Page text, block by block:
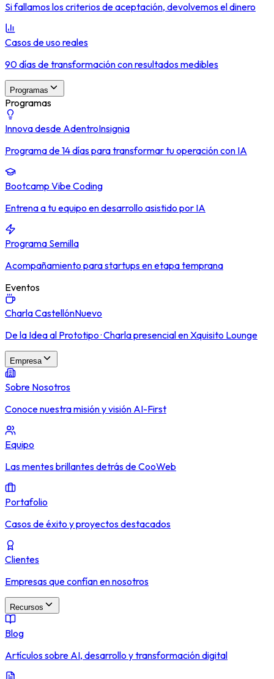
Si fallamos los criterios de aceptación, devolvemos el dinero
Casos de uso reales
90 días de transformación con resultados medibles
Programas
Programas
Innova desde AdentroInsignia
Programa de 14 días para transformar tu operación con IA
Bootcamp Vibe Coding
Entrena a tu equipo en desarrollo asistido por IA
Programa Semilla
Acompañamiento para startups en etapa temprana
Eventos
Charla CastellónNuevo
De la Idea al Prototipo · Charla presencial en Xquisito Lounge
Empresa
Sobre Nosotros
Conoce nuestra misión y visión AI-First
Equipo
Las mentes brillantes detrás de CooWeb
Portafolio
Casos de éxito y proyectos destacados
Clientes
Empresas que confían en nosotros
Recursos
Blog
Artículos sobre AI, desarrollo y transformación digital